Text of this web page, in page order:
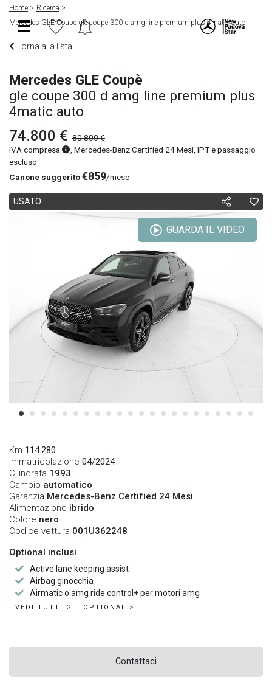
Home
Ricerca
Mercedes GLE Coupè gle coupe 300 d amg line premium plus 4matic auto
Torna alla lista
Mercedes GLE Coupè
gle coupe 300 d amg line premium plus
4matic auto
74.800 € 80.800 €
IVA compresa
, Mercedes-Benz Certified 24 Mesi, IPT e passaggio
escluso
Canone suggerito€859/mese
USATO
GUARDA IL VIDEO
Km 114.280
Immatricolazione 04/2024
Cilindrata 1993
Cambio automatico
Garanzia Mercedes-Benz Certified 24 Mesi
Alimentazione ibrido
Colore nero
Codice vettura 001U362248
Optional inclusi
Active lane keeping assist
Airbag ginocchia
Airmatic o amg ride control+ per motori amg
VEDI TUTTI GLI OPTIONAL >
Contattaci